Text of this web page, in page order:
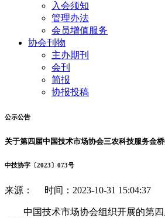
入会须知
管理办法
会员增值服务
协会刊物
主办期刊
会刊
简报
协报投稿
公示公告
关于第四届中国技术市场协会三农科技服务金
中技协字〔2023〕073号
来源： 时间：2023-10-31 15:04:37
中国技术市场协会组织开展的第